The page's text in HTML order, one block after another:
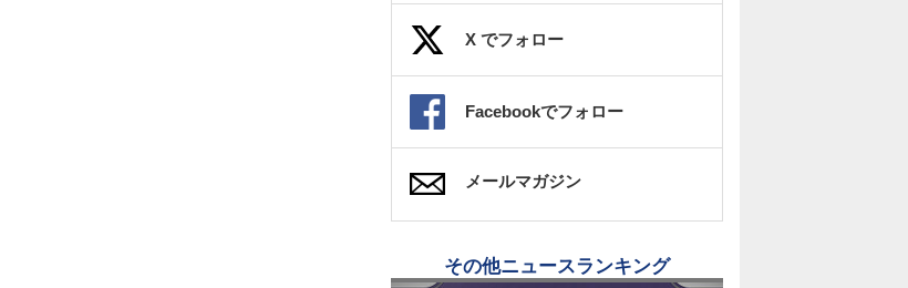
X でフォロー
Facebookでフォロー
メールマガジン
その他ニュースランキング